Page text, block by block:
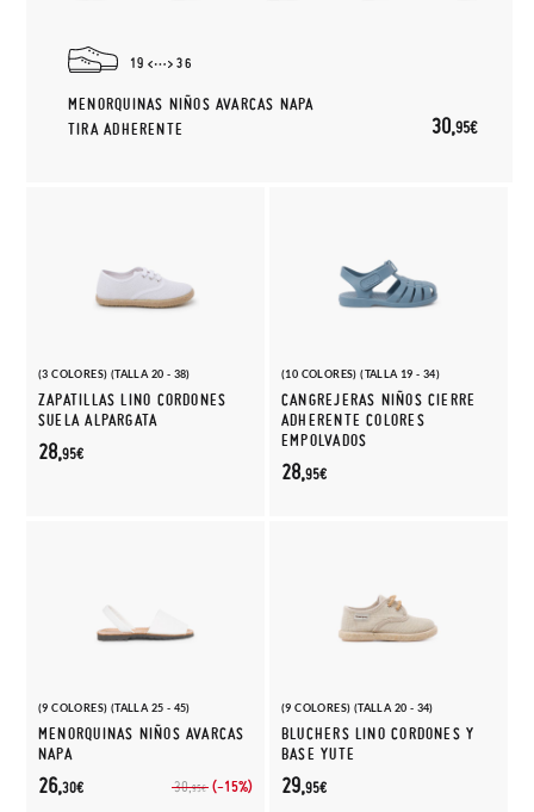
19 36
MENORQUINAS NIÑOS AVARCAS NAPA
TIRA ADHERENTE
30,95€
(3 COLORES) (TALLA 20 - 38)
ZAPATILLAS LINO CORDONES
SUELA ALPARGATA
28,95€
(10 COLORES) (TALLA 19 - 34)
CANGREJERAS NIÑOS CIERRE
ADHERENTE COLORES
EMPOLVADOS
28,95€
(9 COLORES) (TALLA 25 - 45)
MENORQUINAS NIÑOS AVARCAS
NAPA
30,95€ (-15%)
26,30€
(9 COLORES) (TALLA 20 - 34)
BLUCHERS LINO CORDONES Y
BASE YUTE
29,95€